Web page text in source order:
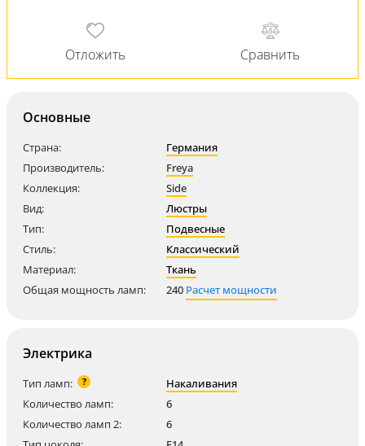
Основные
Страна:
Германия
Производитель:
Freya
Коллекция:
Side
Вид:
Люстры
Тип:
Подвесные
Стиль:
Классический
Материал:
Ткань
Общая мощность ламп:
240 Расчет мощности
Электрика
Тип ламп: ?
Накаливания
Количество ламп:
6
Количество ламп 2:
6